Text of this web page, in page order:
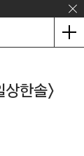
한솔〉